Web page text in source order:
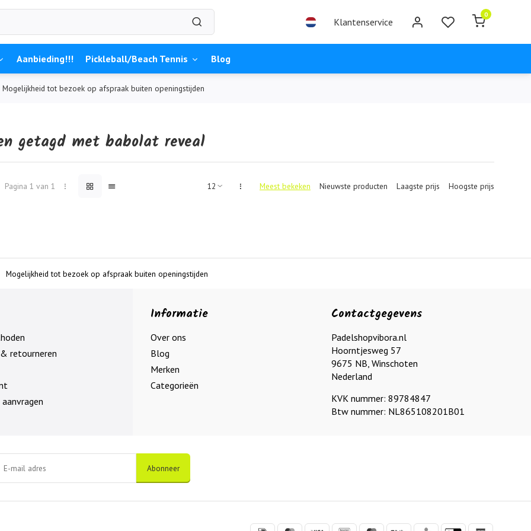
Klantenservice
0
Aanbieding!!! Pickleball/Beach Tennis Blog
Mogelijkheid tot bezoek op afspraak buiten openingstijden
getagd met babolat reveal
Pagina 1 van 1 Meest bekeken Nieuwste producten Laagste prijs Hoogste prijs
Mogelijkheid tot bezoek op afspraak buiten openingstijden
retourneren
Informatie
Over ons
Blog
Merken
Categorieën
Contactgegevens
Padelshopvibora.nl
Hoorntjesweg 57
9675 NB, Winschoten
Nederland
KVK nummer: 89784847
Btw nummer: NL865108201B01
Abonneer